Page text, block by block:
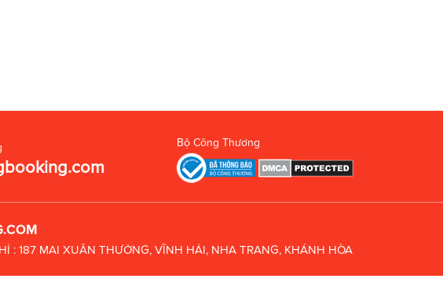
Bộ Công Thương
: 187 MAI XUÂN THƯỞNG, VĨNH HẢI, NHA TRANG, KHÁNH HÒA